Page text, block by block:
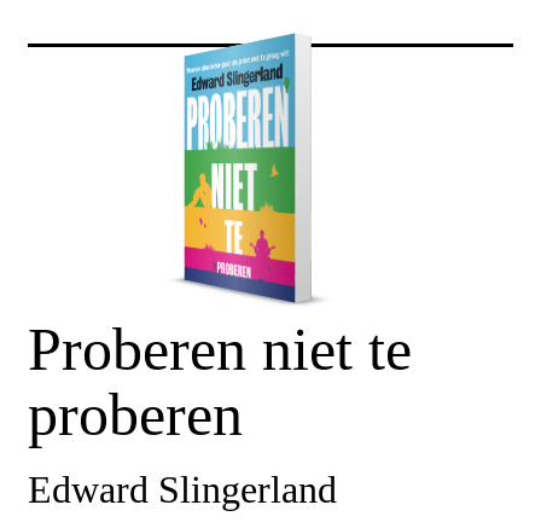
Proberen niet te
proberen
Edward Slingerland